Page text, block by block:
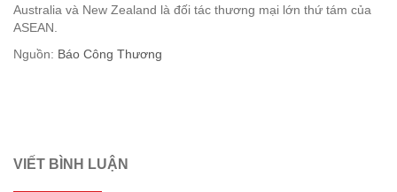
Australia và New Zealand là đối tác thương mại lớn thứ tám của
ASEAN.
Nguồn: Báo Công Thương
VIẾT BÌNH LUẬN